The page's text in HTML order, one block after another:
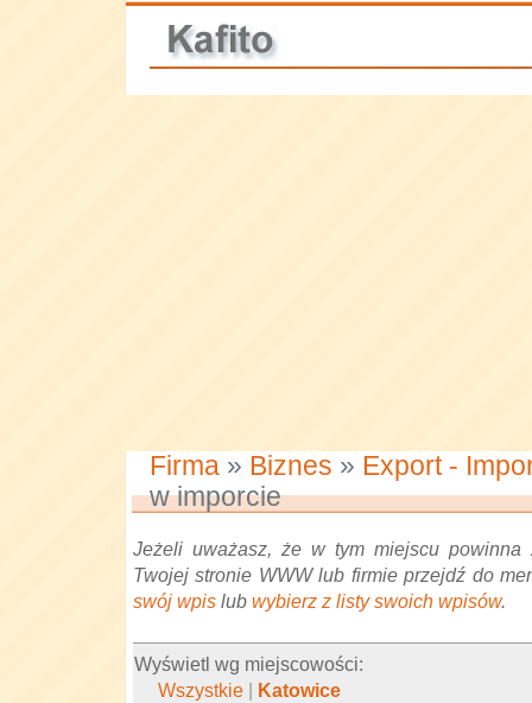
Firma » Biznes » Export -
w imporcie
Jeżeli uważasz, że w tym miejscu powinna
Twojej stronie WWW lub firmie przejdź do
swój wpis lub wybierz z listy swoich wpisów.
Wyświetl wg miejscowości:
Wszystkie | Katowice